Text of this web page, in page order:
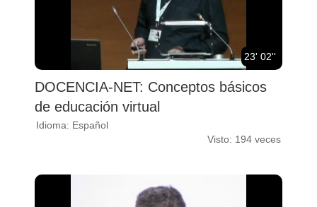
23' 02''
DOCENCIA-NET: Conceptos básicos
de educación virtual
Idioma: Español
Visto: 194 veces